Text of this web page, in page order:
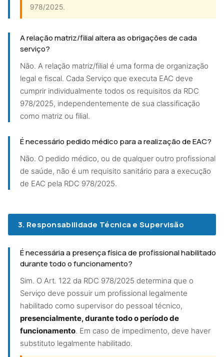
978/2025.
A relação matriz/filial altera as obrigações de cada
serviço?
Não. A relação matriz/filial é uma forma de organização
legal e fiscal. Cada Serviço que executa EAC deve
cumprir individualmente todos os requisitos da RDC
978/2025, independentemente de sua classificação
como matriz ou filial.
É necessário pedido médico para a realização de EAC?
Não. O pedido médico, ou de qualquer outro profissional
de saúde, não é um requisito sanitário para a execução
de EAC pela RDC 978/2025.
3. Responsabilidade Técnica e Supervisão
É necessária a presença física de profissional habilitado
durante todo o funcionamento?
Sim. O Art. 122 da RDC 978/2025 determina que o
Serviço deve possuir um profissional legalmente
habilitado como supervisor do pessoal técnico,
presencialmente, durante todo o período de
funcionamento. Em caso de impedimento, deve haver
substituto legalmente habilitado.